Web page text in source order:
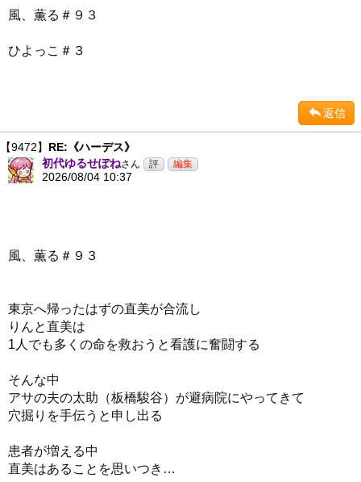
風、薫る＃９３
ひよっこ＃３
返信
【9472】 RE:《ハーデス》
初代ゆるせぽねさん
2026/08/04 10:37
風、薫る＃９３
東京へ帰ったはずの直美が合流し
りんと直美は
1人でも多くの命を救おうと看護に奮闘する
そんな中
アサの夫の太助（板橋駿谷）が避病院にやってきて
穴掘りを手伝うと申し出る
患者が増える中
直美はあることを思いつき…